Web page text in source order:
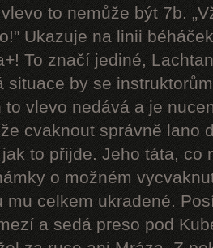
to nemůže být 7b.
Ukazuje na linii
To značí jediné,
situace by se
to vlevo nedává a je
cvaknout správně lano
to přijde. Jeho táta, co
o možném
mu celkem ukradené.
a sedá preso pod